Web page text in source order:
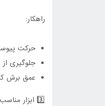
راهکار:
حرکت
جلوگیری
عمق برش
3️⃣ ابزار مناسب انتخاب کن